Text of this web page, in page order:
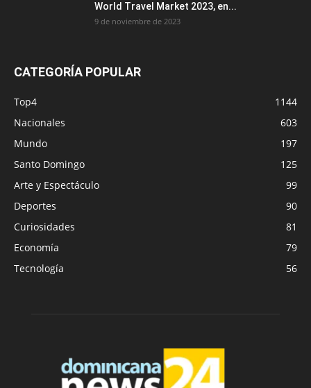
World Travel Market 2023, en...
9 de noviembre de 2023
CATEGORÍA POPULAR
Top4
1144
Nacionales
603
Mundo
197
Santo Domingo
125
Arte y Espectáculo
99
Deportes
90
Curiosidades
81
Economía
79
Tecnología
56